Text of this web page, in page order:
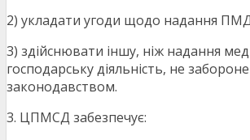
2) укладати угоди щодо надання
3) здійснювати іншу, ніж надання
господарську діяльність, не
законодавством.
3. ЦПМСД забезпечує: